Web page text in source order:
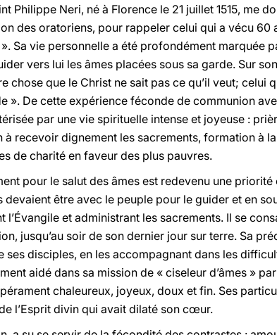
Philippe Neri, né à Florence le 21 juillet 1515, me
des oratoriens, pour rappeler celui qui a vécu 60
Sa vie personnelle a été profondément marquée
vers lui les âmes placées sous sa garde. Sur
chose que le Christ ne sait pas ce qu’il veut; celui
». De cette expérience féconde de communion
par une vie spirituelle intense et joyeuse :
recevoir dignement les sacrements, formation à
de charité en faveur des plus pauvres.
pour le salut des âmes est redevenu une priorité
devaient être avec le peuple pour le guider et en
et administrant les sacrements. Il se
jusqu’au soir de son dernier jour sur terre. Sa
disciples, en les accompagnant dans les
aidé dans sa mission de « ciseleur d’âmes »
chaleureux, joyeux, doux et fin. Ses
l’Esprit divin qui avait dilaté son cœur.